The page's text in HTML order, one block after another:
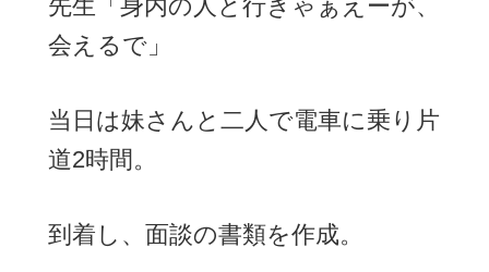
先生「身内の人と行きゃぁえーが、
会えるで」
当日は妹さんと二人で電車に乗り片
道2時間。
到着し、面談の書類を作成。